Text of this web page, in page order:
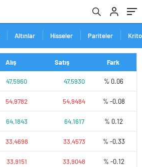
Altınlar Hisseler Pariteler
Alış Satış Fark
47,5960 47,5930 % 0.06
54,9782 54,9484 % -0.08
64,1843 64,1617 % 0.12
33,4698 33,4573 % -0.33
33,9151 33,9048 % -0.12